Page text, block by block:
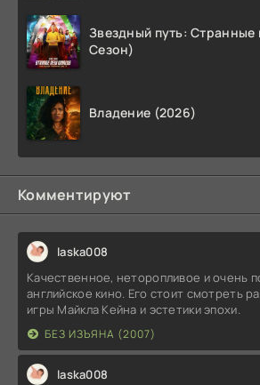
Звездный путь:
Сезон)
Владение (2026)
Комментируют
laska008
Качественное, неторопливое и очень
английское кино. Его стоит смотреть
игры Майкла Кейна и эстетики эпохи.
БЕЗ ИЗЪЯНА (2007)
laska008